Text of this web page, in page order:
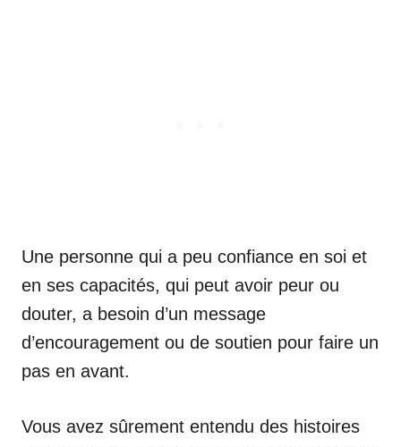
Une personne qui a peu confiance en soi et
en ses capacités, qui peut avoir peur ou
douter, a besoin d’un message
d’encouragement ou de soutien pour faire un
pas en avant.
Vous avez sûrement entendu des histoires